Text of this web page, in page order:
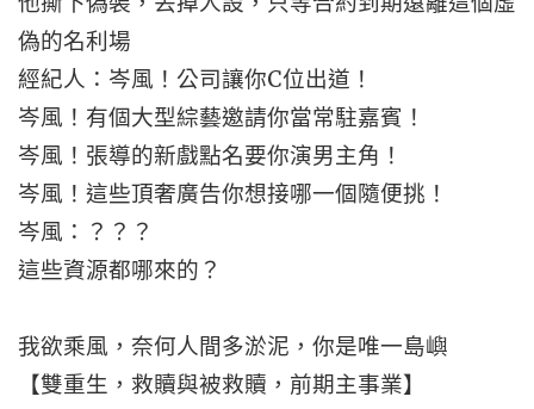
偽的名利場
經紀人：岑風！公司讓你C位出道！
岑風！有個大型綜藝邀請你當常駐嘉賓！
岑風！張導的新戲點名要你演男主角！
岑風！這些頂奢廣告你想接哪一個隨便挑！
岑風：？？？
這些資源都哪來的？
我欲乘風，奈何人間多淤泥，你是唯一島嶼
【雙重生，救贖與被救贖，前期主事業】